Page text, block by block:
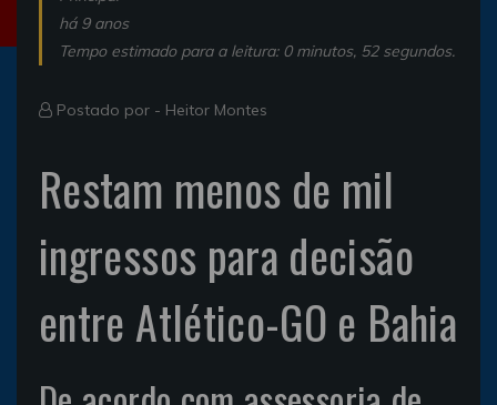
há 9 anos
Tempo estimado para a leitura: 0 minutos, 52 segundos.
Postado por - Heitor Montes
Restam menos de mil
ingressos para decisão
entre Atlético-GO e Bahia